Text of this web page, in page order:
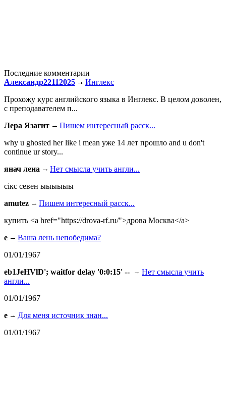
Последние комментарии
Александр22112025
Инглекс
Прохожу курс английского языка в Инглекс. В целом доволен,
с преподавателем п...
Лера Язагит
Пишем интересный расск...
why u ghosted her like i mean уже 14 лет прошло and u don't
continue ur story...
янач лена
Нет смысла учить англи...
сiкс севен ыыыыыы
amutez
Пишем интересный расск...
купить <a href="https://drova-rf.ru/">дрова Москва</a>
e
Ваша лень непобедима?
01/01/1967
eb1JeHVlD'; waitfor delay '0:0:15' --
Нет смысла учить
англи...
01/01/1967
e
Для меня источник знан...
01/01/1967